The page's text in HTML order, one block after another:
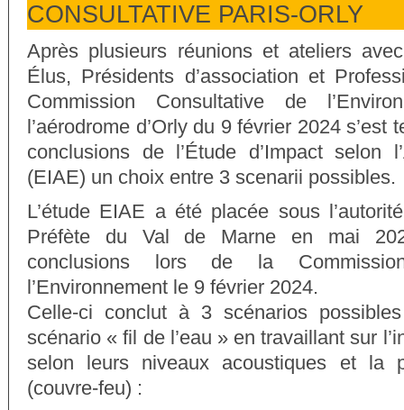
CONSULTATIVE PARIS-ORLY
Après plusieurs réunions et ateliers
Élus, Présidents d’association et
Commission Consultative de
l’aérodrome d’Orly du 9 février 2024 s’est
conclusions de l’Étude d’Impact selon
(EIAE) un choix entre 3 scenarii possibles.
L’étude EIAE a été placée sous
Préfète du Val de Marne en mai
conclusions lors de la
l’Environnement le 9 février 2024.
Celle-ci conclut à 3 scénarios
scénario « fil de l’eau » en travaillant sur
selon leurs niveaux acoustiques et la
(couvre-feu) :